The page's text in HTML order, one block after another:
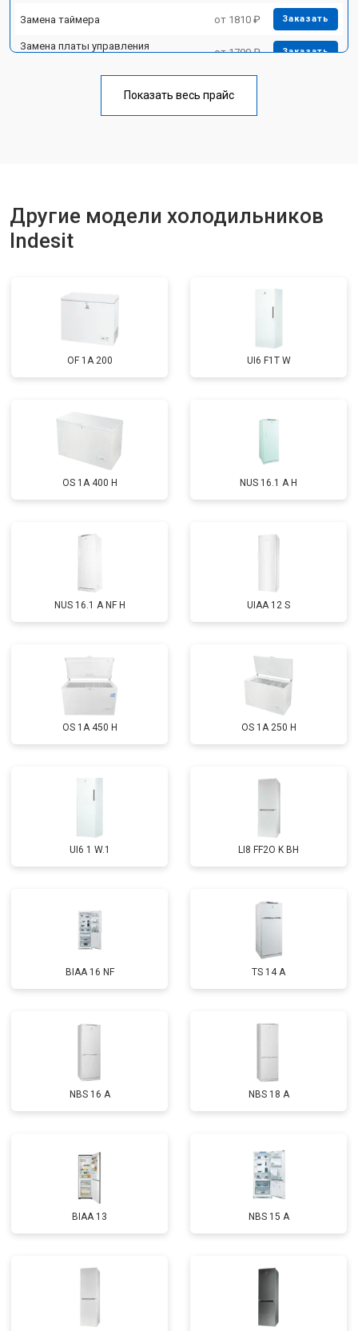
Замена таймера от 1810 ₽ Заказать
Замена платы управления
от 1700 ₽ Заказать
Ремонт/замена датчика
Замена термостата от 1700 ₽
Замена нагревателя испарителя от 2550 ₽ Заказать
Замена нагревателя оттайки
Устранение утечки хладагента
Показать весь прайс
Другие модели холодильников
Indesit
OF 1A 200 UI6 F1T W
OS 1A 400 H NUS 16.1 A H
NUS 16.1 A NF H UIAA 12 S
OS 1A 450 H OS 1A 250 H
UI6 1 W.1 LI8 FF2O K BH
BIAA 16 NF TS 14 A
NBS 16 A NBS 18 A
BIAA 13 NBS 15 A